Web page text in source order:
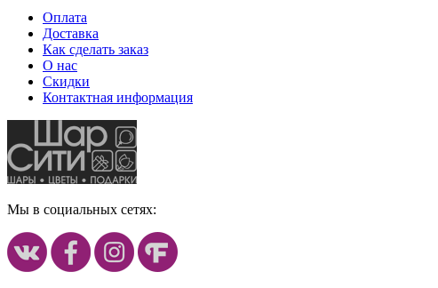
Оплата
Доставка
Как сделать заказ
О нас
Скидки
Контактная информация
Мы в социальных сетях: